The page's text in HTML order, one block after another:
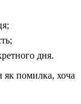
дня.
як помилка, хоча